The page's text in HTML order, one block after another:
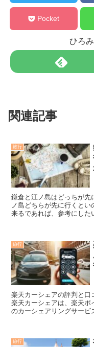
Pocket
ひろ
関連記事
旅行
鎌倉と江ノ島はどっちが
ノ島どちらが先に行くと
来るであれば、参考にした
旅行
楽天カーシェアの評判と
楽天カーシェアは、楽天ポ
のカーシェアリングサービ
旅行